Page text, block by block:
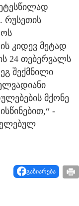
რუსეთის
კიდევ მეტად
24 თებერვალს
შექმნილი
მქონე
-
გაზიარება